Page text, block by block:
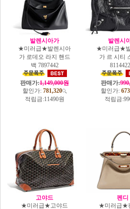
발렌시아가
★미러급★발렌시아
가 로데오 라지 핸드
백 7897442
판매가:1,149,000원
할인가: 781,320
적립금:11490원
발렌시
★미러급★발
가 르 시티
판매가:
할인가:
적립금:
고야드
★미러급★고야드
펜디
★미러급★